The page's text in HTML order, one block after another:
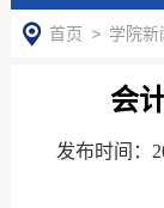
首页 > 学院新
会
发布时间：